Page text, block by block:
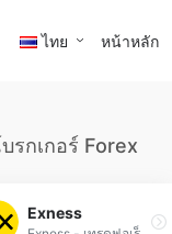
ไทย หน้าหลัก
รกเกอร์ Forex
Exness